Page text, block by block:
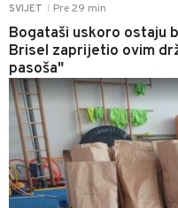
SVIJET Pre 29 min
Bogataši uskoro ostaju
Brisel zaprijetio ovim
pasoša"